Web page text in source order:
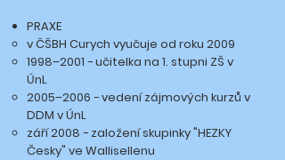
PRAXE
v ČŠBH Curych vyučuje od roku 2009
1998–2001 -učitelka na 1. stupni ZŠ v
ÚnL
2005–2006 -vedení zájmových kurzů v
DDM v ÚnL
září 2008 - založení skupinky "HEZKY
Česky" ve Wallisellenu